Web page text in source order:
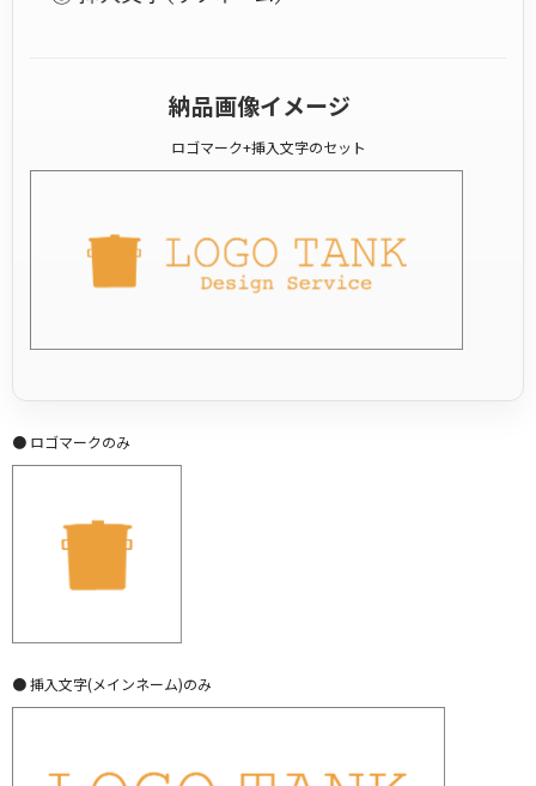
納品画像イメージ
ロゴマーク+挿入文字のセット
● ロゴマークのみ
● 挿入文字(メインネーム)のみ